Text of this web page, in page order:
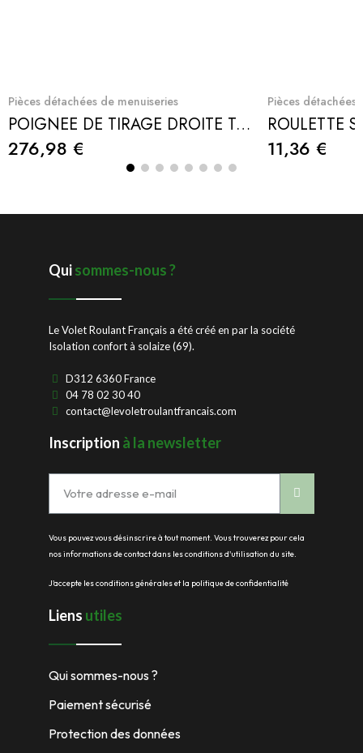
Quick View
Pièces détachées de menuiseries
POIGNEE DE TIRAGE DROITE TGA6000 TECHNAL
276,98 €
Pièces détachées
11,36 €
Quisommes-nous ?
Le Volet Roulant Français a été créé en par la société
Isolation confort à solaize (69).
D312 6360 France
04 78 02 30 40
contact@levoletroulantfrancais.com
Inscription à la newsletter
Vous pouvez vous désinscrire à tout moment. Vous trouverez pour cela
nos informations de contact dans les conditions d'utilisation du site.
J'accepte les conditions générales et la politique de confidentialité
Liens utiles
Qui sommes-nous ?
Paiement sécurisé
Protection des données